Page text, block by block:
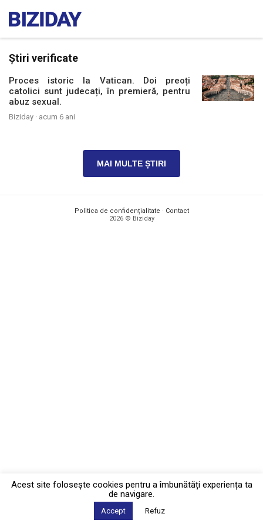
Știri verificate
Proces istoric la Vatican. Doi preoți
catolici sunt judecați, în premieră, pentru
abuz sexual.
Biziday · acum 6 ani
MAI MULTE ȘTIRI
Politica de confidențialitate · Contact
2026 © Biziday
Acest site foloseşte cookies pentru a îmbunătăți experiența ta
de navigare.
Accept Refuz